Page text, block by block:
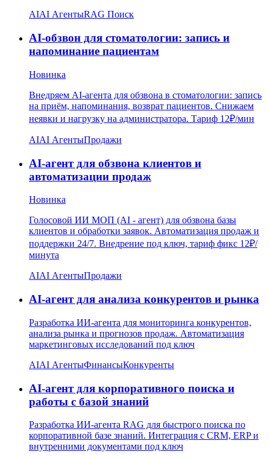
AIAI АгентыRAG Поиск
AI-обзвон для стоматологии: запись и
напоминание пациентам
Новинка
Внедряем AI-агента для обзвона в стоматологии: запись
на приём, напоминания, возврат пациентов. Снижаем
неявки и нагрузку на администратора. Тариф 12₽/мин
AIAI АгентыПродажи
AI-агент для обзвона клиентов и
автоматизации продаж
Новинка
Голосовой ИИ МОП (AI - агент) для обзвона базы
клиентов и обработки заявок. Автоматизация продаж и
поддержки 24/7. Внедрение под ключ, тариф фикс 12₽/
минута
AIAI АгентыПродажи
AI-агент для анализа конкурентов и рынка
Разработка ИИ-агента для мониторинга конкурентов,
анализа рынка и прогнозов продаж. Автоматизация
маркетинговых исследований под ключ
AIAI АгентыФинансыКонкуренты
AI-агент для корпоративного поиска и
работы с базой знаний
Разработка ИИ-агента RAG для быстрого поиска по
корпоративной базе знаний. Интеграция с CRM, ERP и
внутренними документами под ключ